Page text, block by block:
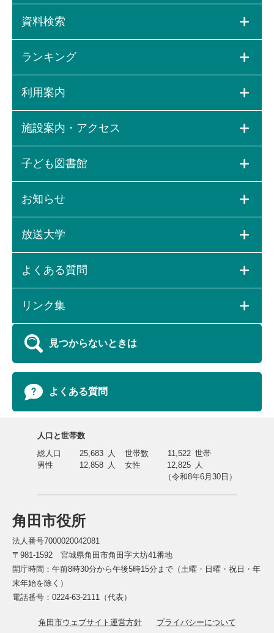
資料検索
ランキング
利用案内
施設案内・アクセス
子ども図書館
お知らせ
放送大学
よくある質問
リンク集
見つからないときは
よくある質問
角田市役所
法人番号7000020042081
〒981-1592 宮城県角田市角田字大坊41番地
開庁時間：午前8時30分から午後5時15分まで（土曜・日曜・祝日・年
末年始を除く）
電話番号：0224-63-2111（代表）
角田市ウェブサイト運営方針 プライバシーについて
人口と世帯数
総人口
25,683 人 世帯数 11,522 世帯
男性
12,858 人 女性 12,825
人
（令和8年6月30日）